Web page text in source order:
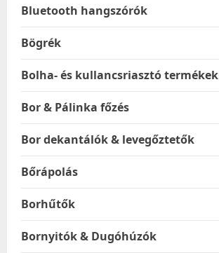
Bluetooth hangszórók
Bögrék
Bolha- és kullancsriasztó termékek
Bor & Pálinka főzés
Bor dekantálók & levegőztetők
Bőrápolás
Borhűtők
Bornyitók & Dugóhúzók